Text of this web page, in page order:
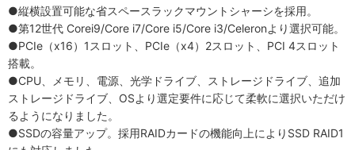
●縦横設置可能な省スペースラックマウントシャーシを採用。
●第12世代 Corei9/Core i7/Core i5/Core i3/Celeronより選択可能。
●PCIe（x16）1スロット、PCIe（x4）2スロット、PCI 4スロット
搭載。
●CPU、メモリ、電源、光学ドライブ、ストレージドライブ、追加
ストレージドライブ、OSより選定要件に応じて柔軟に選択いただけ
るようになりました。
●SSDの容量アップ。採用RAIDカードの機能向上によりSSD RAID1